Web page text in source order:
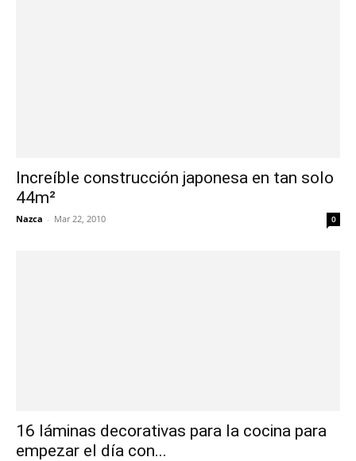
Increíble construcción japonesa en tan solo
44m²
Nazca - Mar 22, 2010 0
16 láminas decorativas para la cocina para
empezar el día con...